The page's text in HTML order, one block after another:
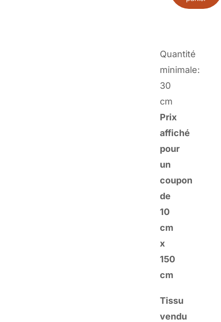
imprimé
Mini
fleurs
noires
–
Par
10
cm
Quantité
minimale:
30
cm
Prix
affiché
pour
un
coupon
de
10
cm
x
150
cm
Tissu
vendu